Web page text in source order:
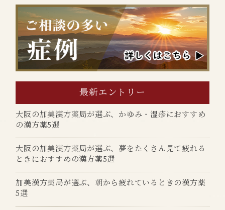
最新エントリー
大阪の加美漢方薬局が選ぶ、かゆみ・湿疹におすすめ
の漢方薬5選
大阪の加美漢方薬局が選ぶ、夢をたくさん見て疲れる
ときにおすすめの漢方薬5選
加美漢方薬局が選ぶ、朝から疲れているときの漢方薬
5選